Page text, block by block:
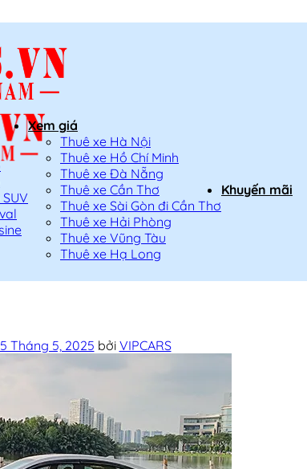
Xem giá
Thuê xe Hà Nội
Thuê xe Hồ Chí Minh
Thuê xe Đà Nẵng
Thuê xe Cần Thơ
Thuê xe Sài Gòn đi Cần Thơ
Thuê xe Hải Phòng
Thuê xe Vũng Tàu
Thuê xe Hạ Long
Khuyến mãi
Tháng 5, 2025 bởi VIPCARS